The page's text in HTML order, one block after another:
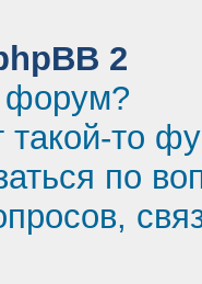
2
форум?
такой-то
по